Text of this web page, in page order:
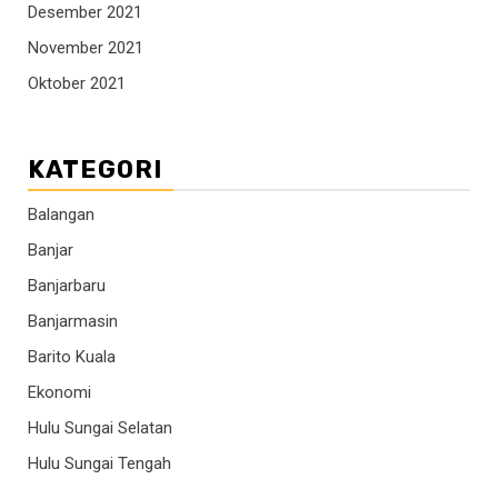
Desember 2021
November 2021
Oktober 2021
KATEGORI
Balangan
Banjar
Banjarbaru
Banjarmasin
Barito Kuala
Ekonomi
Hulu Sungai Selatan
Hulu Sungai Tengah